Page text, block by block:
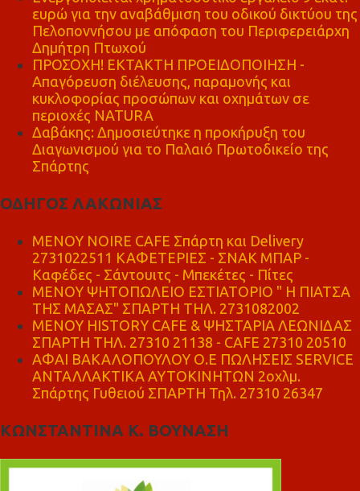
ευρώ για την αναβάθμιση του οδικού δικτύου της
Πελοποννήσου με απόφαση του Περιφερειάρχη
Δημήτρη Πτωχού
ΠΡΟΣΟΧΗ! ΕΚΤΑΚΤΗ ΠΡΟΕΙΔΟΠΟΙΗΣΗ -
Απαγόρευση διέλευσης, παραμονής και
κυκλοφορίας προσώπων και οχημάτων σε
περιοχές NATURA
Δαβάκης: Δημοσιεύτηκε η προκήρυξη του
Διαγωνισμού για το Παλαιό Πρωτοδικείο της
Σπάρτης
ΟΔΗΓΟΣ ΛΑΚΩΝΙΑΣ
MENOY NOIRE CAFE Σπάρτη και Delivery
2731022511 ΚΑΦΕΤΕΡΙΕΣ - ΣΝΑΚ ΜΠΑΡ -
Καφέδες - Σάντουιτς - Μπεκέτες - Πίτες
ΜΕΝΟΥ ΨΗΤΟΠΩΛΕΙΟ ΕΣΤΙΑΤΟΡΙΟ " Η ΠΙΑΤΣΑ
ΤΗΣ ΜΑΣΑΣ" ΣΠΑΡΤΗ ΤΗΛ. 2731082002
ΜΕΝΟΥ HISTORY CAFE & ΨΗΣΤΑΡΙΑ ΛΕΩΝΙΔΑΣ
ΣΠΑΡΤΗ ΤΗΛ. 27310 21138 - CAFE 27310 20510
ΑΦΑΙ ΒΑΚΑΛΟΠΟΥΛΟΥ Ο.Ε ΠΩΛΗΣΕΙΣ SERVICE
ΑΝΤΑΛΛΑΚΤΙΚΑ ΑΥΤΟΚΙΝΗΤΩΝ 2οχλμ.
Σπάρτης Γυθειού ΣΠΑΡΤΗ Τηλ. 27310 26347
ΚΩΝΣΤΑΝΤΙΝΑ Κ. ΒΟΥΝΑΣΗ